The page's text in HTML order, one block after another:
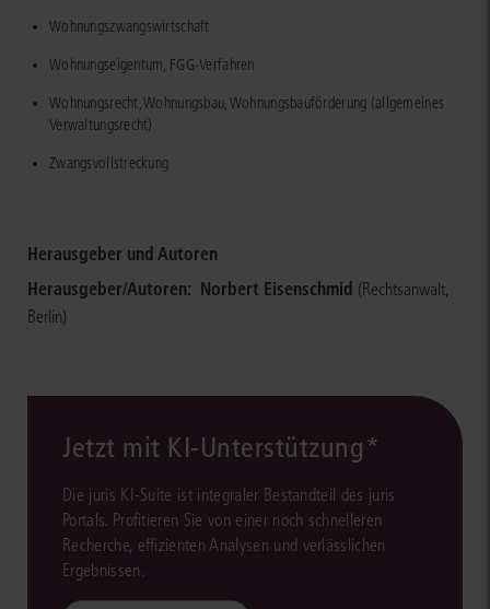
Wohnungszwangswirtschaft
Wohnungseigentum, FGG-Verfahren
Wohnungsrecht, Wohnungsbau, Wohnungsbauförderung (allgemeines
Verwaltungsrecht)
Zwangsvollstreckung
Herausgeber und Autoren
Herausgeber/Autoren: Norbert Eisenschmid (Rechtsanwalt,
Berlin)
Jetzt mit KI-Unterstützung*
Die juris KI-Suite ist integraler Bestandteil des juris
Portals. Profitieren Sie von einer noch schnelleren
Recherche, effizienten Analysen und verlässlichen
Ergebnissen.